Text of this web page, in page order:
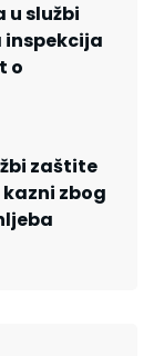
službi
inspekcija
o
zaštite
zbog